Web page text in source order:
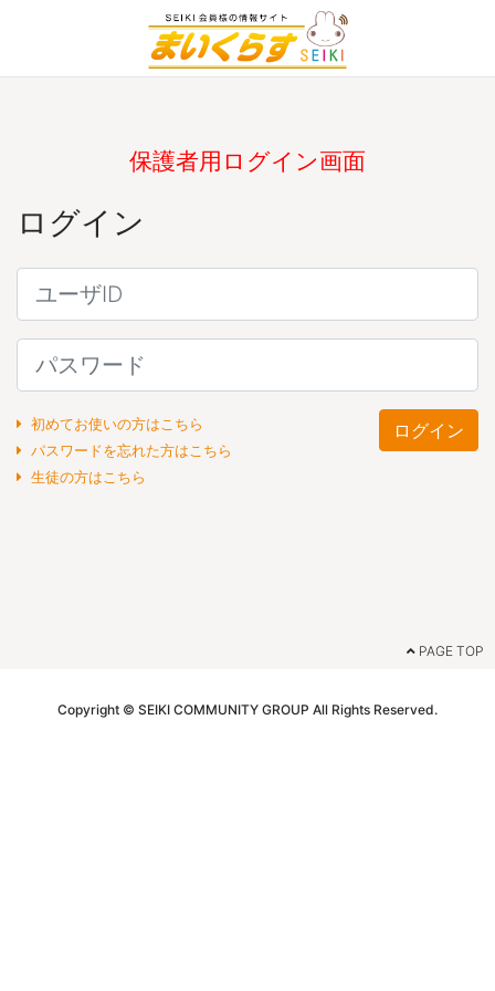
保護者用ログイン画面
ログイン
初めてお使いの方はこちら
パスワードを忘れた方はこちら
生徒の方はこちら
PAGE TOP
Copyright © SEIKI COMMUNITY GROUP All Rights Reserved.